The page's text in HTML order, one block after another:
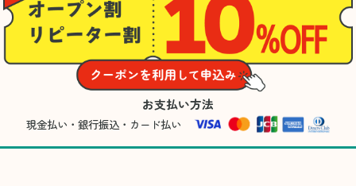
お支払い方法
現金払い・銀行振込・カード払い